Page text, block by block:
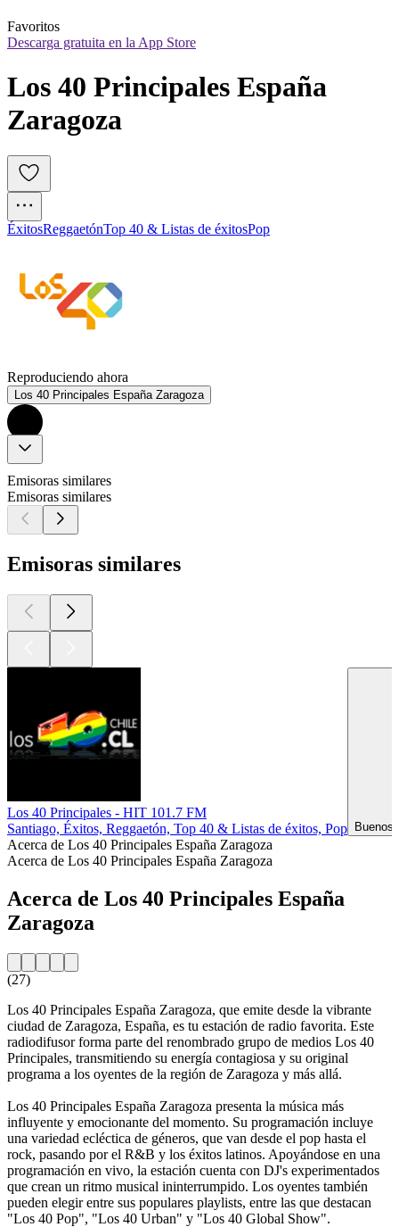
Favoritos
Descarga gratuita en la App Store
Los 40 Principales España
Zaragoza
ÉxitosReggaetónTop 40 & Listas de éxitosPop
Reproduciendo ahora
Los 40 Principales España Zaragoza
Emisoras similares
Emisoras similares
Emisoras similares
Los 40 Principales - HIT 101.7 FM
Santiago, Éxitos, Reggaetón, Top 40 & Listas de éxitos, Pop
Buenos
Acerca de Los 40 Principales España Zaragoza
Acerca de Los 40 Principales España Zaragoza
Acerca de Los 40 Principales España
Zaragoza
(27)
Los 40 Principales España Zaragoza, que emite desde la vibrante
ciudad de Zaragoza, España, es tu estación de radio favorita. Este
radiodifusor forma parte del renombrado grupo de medios Los 40
Principales, transmitiendo su energía contagiosa y su original
programa a los oyentes de la región de Zaragoza y más allá.
Los 40 Principales España Zaragoza presenta la música más
influyente y emocionante del momento. Su programación incluye
una variedad ecléctica de géneros, que van desde el pop hasta el
rock, pasando por el R&B y los éxitos latinos. Apoyándose en una
programación en vivo, la estación cuenta con DJ's experimentados
que crean un ritmo musical ininterrumpido. Los oyentes también
pueden elegir entre sus populares playlists, entre las que destacan
"Los 40 Pop", "Los 40 Urban" y "Los 40 Global Show".